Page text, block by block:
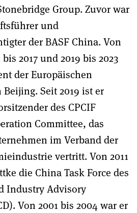
Group. Zuvor war
und
der BASF China. Von
2017 und 2019 bis 2023
der Europäischen
Seit 2019 ist er
des CPCIF
Committee, das
im Verband der
vertritt. Von 2011
die China Task Force des
Industry Advisory
Von 2001 bis 2004 war er